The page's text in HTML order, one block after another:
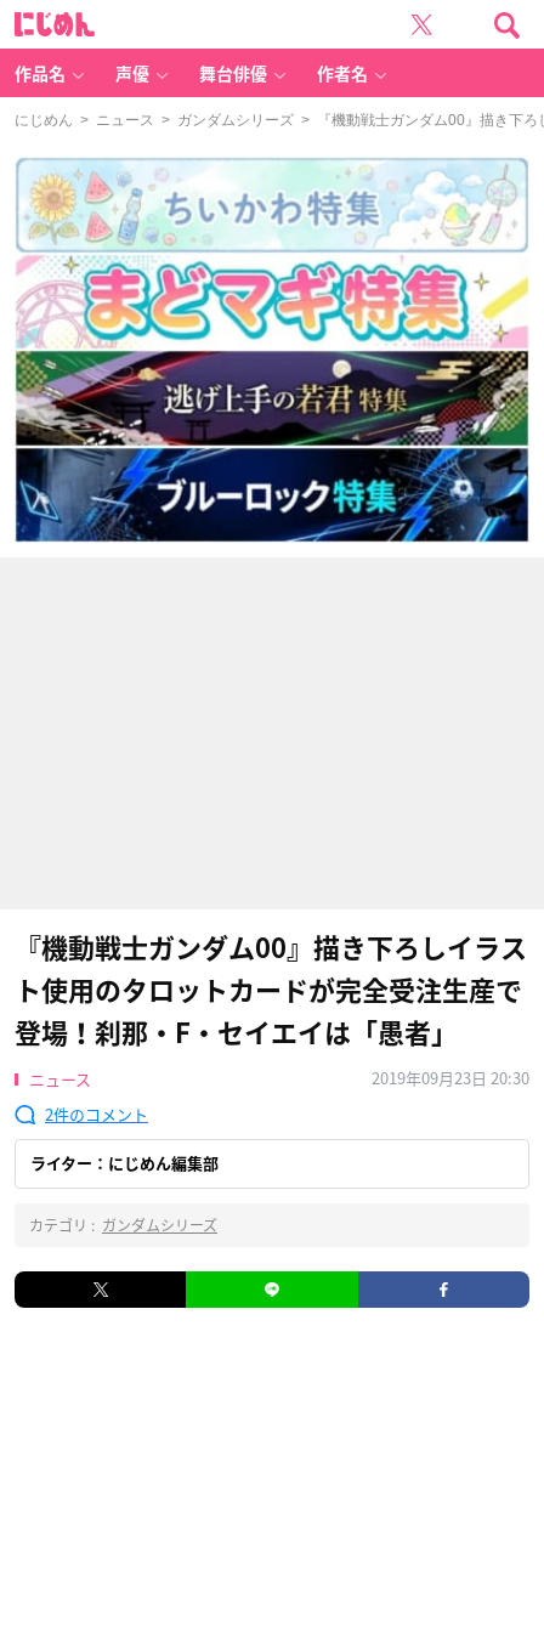
作品名 声優 舞台俳優 作者名
にじめん > ニュース > ガンダムシリーズ > 『機動戦士ガンダム00』描き下ろ
『機動戦士ガンダム00』描き下ろしイラス
ト使用のタロットカードが完全受注生産で
登場！刹那・F・セイエイは「愚者」
ニュース
2019年09月23日 20:30
2
ライター：にじめん編集部
カテゴリ : ガンダムシリーズ